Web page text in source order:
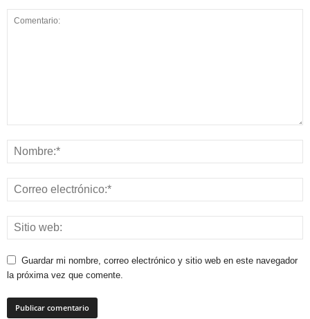
Guardar mi nombre, correo electrónico y sitio web en este navegador
la próxima vez que comente.